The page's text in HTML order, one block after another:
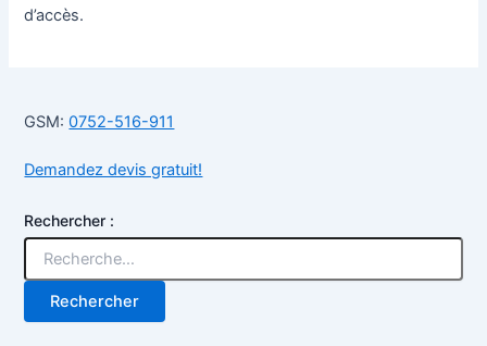
d’accès.
GSM:0752-516-911
Demandez devis gratuit!
Rechercher :